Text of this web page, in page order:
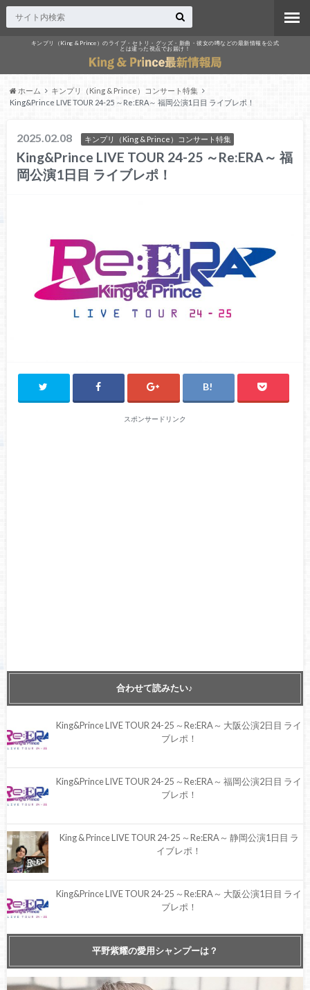
キンプリ（King & Prince）のライブ・セトリ・グッズ・新曲・彼女の噂などの最新情報を公式
とは違った視点でお届け！
ホーム
キンプリ（King & Prince）コンサート特集
King&Prince LIVE TOUR 24-25 ～Re:ERA～ 福岡公演1日目 ライブレポ！
2025.02.08 キンプリ（King & Prince）コンサート特集
King&Prince LIVE TOUR 24-25 ～Re:ERA～ 福
岡公演1日目 ライブレポ！
スポンサードリンク
合わせて読みたい♪
King&Prince LIVE TOUR 24-25 ～Re:ERA～ 大阪公演2日目 ライ
ブレポ！
King&Prince LIVE TOUR 24-25 ～Re:ERA～ 福岡公演2日目 ライ
ブレポ！
King & Prince LIVE TOUR 24-25 ～Re:ERA～ 静岡公演1日目 ラ
イブレポ！
King&Prince LIVE TOUR 24-25 ～Re:ERA～ 大阪公演1日目 ライ
ブレポ！
King & Prince LIVE TOUR 24-25 ～Re:ERA～ 愛知公演1日目 ラ
イブレポ！
平野紫耀の愛用シャンプーは？